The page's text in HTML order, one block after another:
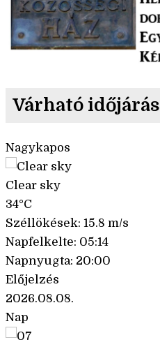
Várható időjárás
Nagykapos
Clear sky
34°C
Széllökések: 15.8 m/s
Napfelkelte: 05:14
Napnyugta: 20:00
Előjelzés
2026.08.08.
Nap